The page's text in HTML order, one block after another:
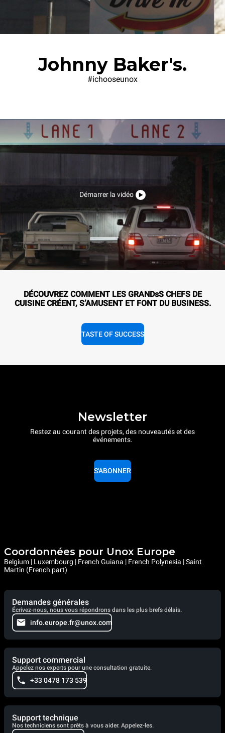
Johnny Baker's.
#ichooseunox
Démarrer la vidéo
DÉCOUVREZ COMMENT LES GRANDsS CHEFS DE
CUISINE CRÉENT, S’AMUSENT ET FONT DU BUSINESS.
TASTE OF SUCCESS
Newsletter
Restez au courant des projets, des nouveautés et des
événements.
S'ABONNER
Coordonnées pour Unox Europe
Belgium | Luxembourg | French Guiana | French Polynesia | Saint
Martin (French part)
Demandes générales
Écrivez-nous, nous vous répondrons dans les plus brefs délais.
info.europe.fr@unox.com
Support commercial
Appelez nos experts pour une consultation gratuite.
+33 0478 173 539
Support technique
Nos techniciens sont prêts à vous aider. Appelez-les.